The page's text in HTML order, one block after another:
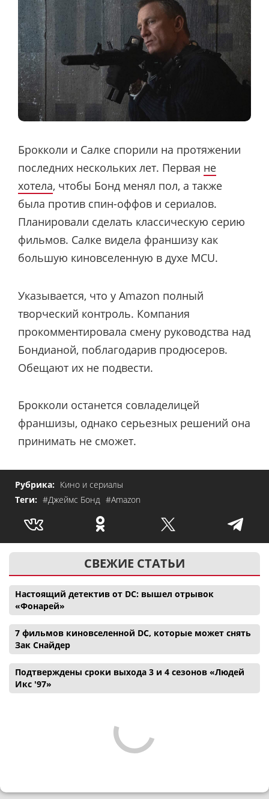
Брокколи и Салке спорили на протяжении
последних нескольких лет. Первая не
хотела, чтобы Бонд менял пол, а также
была против спин-оффов и сериалов.
Планировали сделать классическую серию
фильмов. Салке видела франшизу как
большую киновселенную в духе MCU.
Указывается, что у Amazon полный
творческий контроль. Компания
прокомментировала смену руководства над
Бондианой, поблагодарив продюсеров.
Обещают их не подвести.
Брокколи останется совладелицей
франшизы, однако серьезных решений она
принимать не сможет.
Рубрика: Кино и сериалы
Теги: #Джеймс Бонд #Amazon
СВЕЖИЕ СТАТЬИ
Настоящий детектив от DC: вышел отрывок
«Фонарей»
7 фильмов киновселенной DC, которые может снять
Зак Снайдер
Подтверждены сроки выхода 3 и 4 сезонов «Людей
Икс '97»